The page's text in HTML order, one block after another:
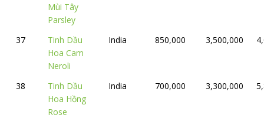
Mùi Tây
Parsley
37
Tinh Dầu
Hoa Cam
Neroli
India 850,000 3,500,000
38
Tinh Dầu
Hoa Hồng
Rose
India 700,000 3,300,000